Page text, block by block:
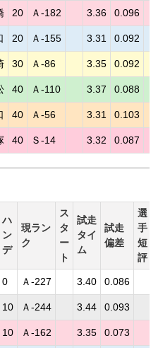
20 Ａ-182 3.36 0.096
20 Ａ-155 3.31 0.092
30 Ａ-86 3.35 0.092
40 Ａ-110 3.37 0.088
40 Ａ-56 3.31 0.103
40 Ｓ-14 3.32 0.087
ハ
ン
デ
現ラン
ク
ス
タ
ー
ト
試走
タイ
ム
試走
偏差
選
手
短
評
0 Ａ-227 3.40 0.086
10 Ａ-244 3.44 0.093
10 Ａ-162 3.35 0.073